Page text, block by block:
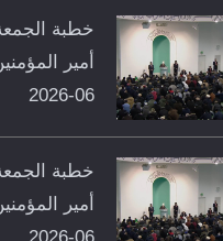
خطبة
06-2026
خطبة